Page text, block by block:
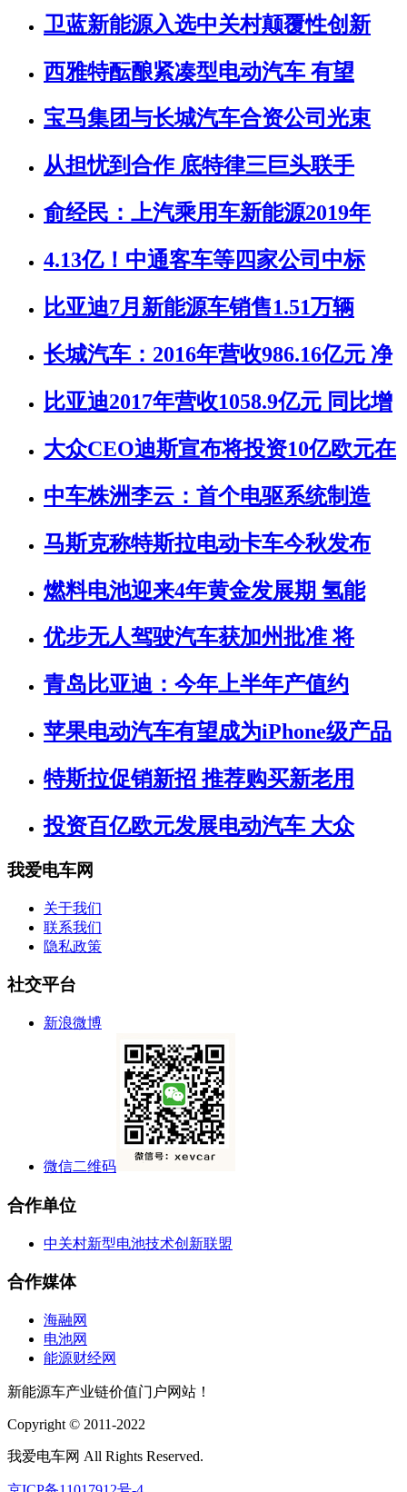
卫蓝新能源入选中关村颠覆性创新
西雅特酝酿紧凑型电动汽车 有望
宝马集团与长城汽车合资公司光束
从担忧到合作 底特律三巨头联手
俞经民：上汽乘用车新能源2019年
4.13亿！中通客车等四家公司中标
比亚迪7月新能源车销售1.51万辆
长城汽车：2016年营收986.16亿元 净
比亚迪2017年营收1058.9亿元 同比增
大众CEO迪斯宣布将投资10亿欧元在
中车株洲李云：首个电驱系统制造
马斯克称特斯拉电动卡车今秋发布
燃料电池迎来4年黄金发展期 氢能
优步无人驾驶汽车获加州批准 将
青岛比亚迪：今年上半年产值约
苹果电动汽车有望成为iPhone级产品
特斯拉促销新招 推荐购买新老用
投资百亿欧元发展电动汽车 大众
我爱电车网
关于我们
联系我们
隐私政策
社交平台
新浪微博
微信二维码
合作单位
中关村新型电池技术创新联盟
合作媒体
海融网
电池网
能源财经网
新能源车产业链价值门户网站！
Copyright © 2011-2022
我爱电车网 All Rights Reserved.